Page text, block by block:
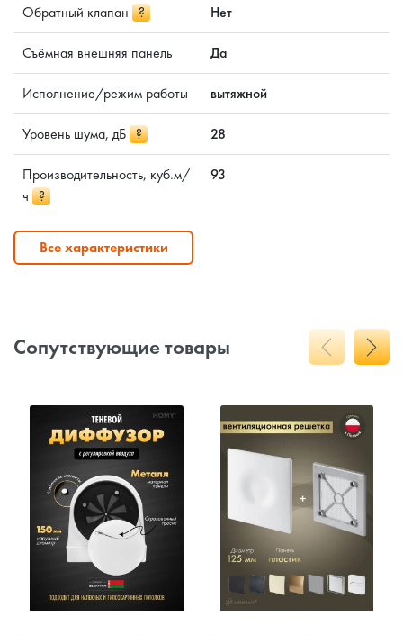
Обратный клапан ? Нет
Съёмная внешняя панель Да
Исполнение/режим работы вытяжной
Уровень шума, дБ ? 28
Производительность, куб.м/
ч ?
93
Все характеристики
Сопутствующие товары